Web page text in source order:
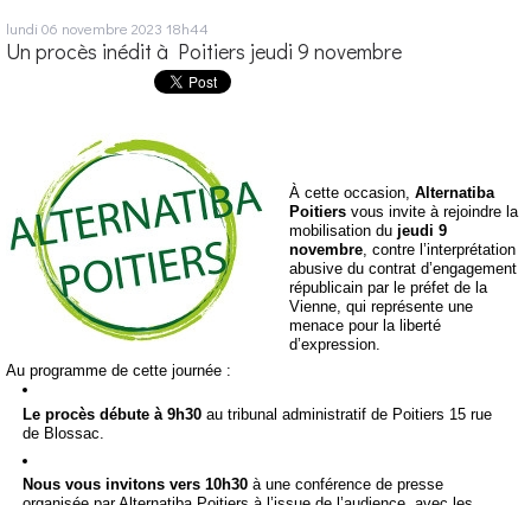
lundi 06 novembre 2023 18h44
Un procès inédit à Poitiers jeudi 9 novembre
À cette occasion, Alternatiba
Poitiersvous invite à rejoindre la
mobilisation du jeudi 9
novembre, contre l’interprétation
abusive du contrat d’engagement
républicain par le préfet de la
Vienne, qui représente une
menace pour la liberté
d’expression.
Au programme de cette journée :
Le procès débute à 9h30au tribunal administratif de Poitiers 15 rue
de Blossac.
Nous vous invitons vers 10h30à une conférence de presse